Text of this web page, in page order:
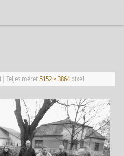
| Teljes méret 5152 × 3864pixel